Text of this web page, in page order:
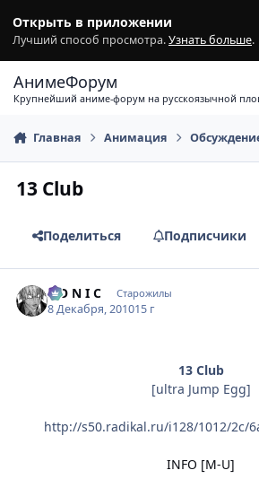
Открыть в приложении
Лучший способ просмотра.Узнать больше.
АнимеФорум
Крупнейший аниме-форум на русскоязычной
Главная Анимация
13 Club
Поделиться Подписчики
S O N I C Старожилы
8 Декабря, 201015 г
13 Club
[ultra Jump Egg]
http://s50.radikal.ru/i128/1012/2c/
INFO [M-U]